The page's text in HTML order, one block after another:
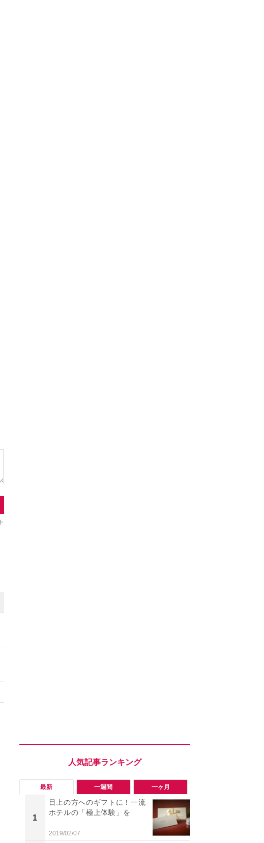
最新 一週間 一ヶ月
1
目上の方へのギフトに！一流
ホテルの「極上体験」を
2019/02/07